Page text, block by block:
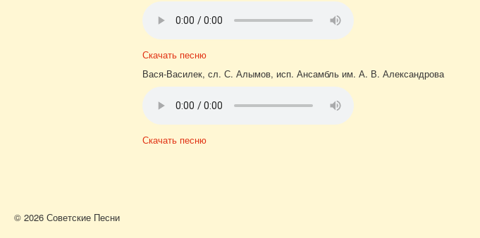
Скачать песню
Вася-Василек, сл. С. Алымов, исп. Ансамбль им. А. В. Александрова
Скачать песню
© 2026 Советские Песни